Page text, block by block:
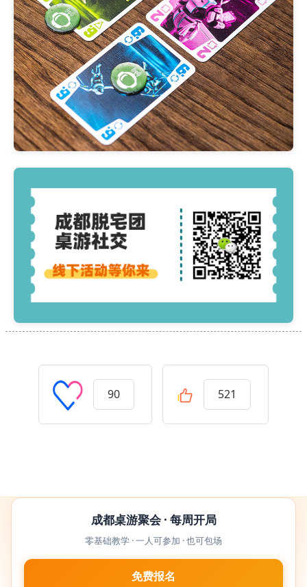
90 521
成都桌游聚会 · 每周开局
零基础教学 · 一人可参加 · 也可包场
免费报名